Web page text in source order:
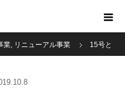
業, リニューアル事業 15号と